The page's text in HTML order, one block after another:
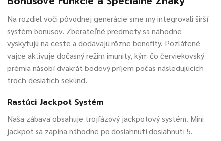
Na rozdiel voči pôvodnej generácie sme my integrovali širší
systém bonusov. Zberateľné predmety sa náhodne
vyskytujú na ceste a dodávajú rôzne benefity. Pozlátené
vajce aktivuje dočasný režim imunity, kým čo červiekovský
prémia násobí dvakrát bodový príjem počas následujúcich
troch desiatich sekúnd.
Rastúci Jackpot Systém
Naša zábava obsahuje trojfázový jackpotový systém. Mini
jackpot sa zapína náhodne po dosiahnutí dosiahnutí 5.